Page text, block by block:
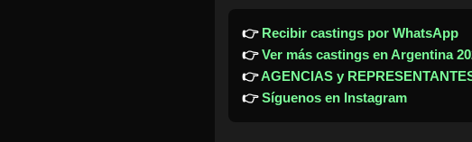
👉 Recibir castings por WhatsApp
👉Ver más castings en Argentina
👉AGENCIAS y
👉Síguenos en Instagram